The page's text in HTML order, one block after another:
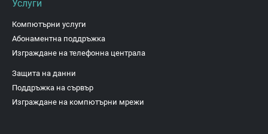
Услуги
Компютърни услуги
Абонаментна поддръжка
Изграждане на телефонна централа
Защита на данни
Поддръжка на сървър
Изграждане на компютърни мрежи